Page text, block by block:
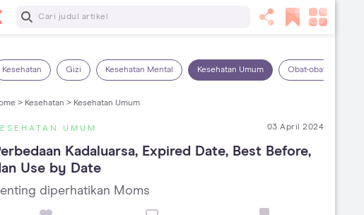
Baca Selanjutnya
Kesehatan Gizi Kesehatan Mental Kesehatan Umum Obat-obatan
> Kesehatan > Kesehatan Umum
UMUM 03 April 2024
Kadaluarsa, Expired Date, Best Before,
Use by Date
diperhatikan Moms